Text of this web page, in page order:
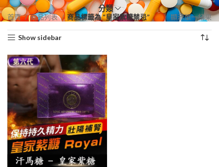
分類
首頁 商品列表 商品標籤為 “皇家紫糖禁忌” 顯示單一結果
Show sidebar